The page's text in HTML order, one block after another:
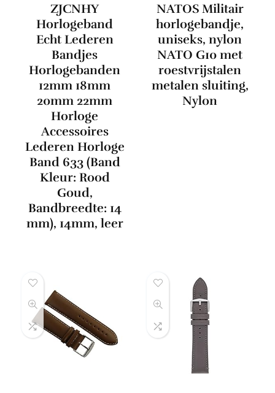
ZJCNHY
Horlogeband
Echt Lederen
Bandjes
Horlogebanden
12mm 18mm
20mm 22mm
Horloge
Accessoires
Lederen Horloge
Band 633 (Band
Kleur: Rood
Goud,
Bandbreedte: 14
mm), 14mm, leer
NATOS Militair
horlogebandje,
uniseks, nylon
NATO G10 met
roestvrijstalen
metalen sluiting,
Nylon